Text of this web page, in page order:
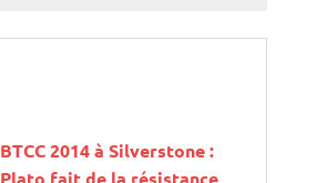
BTCC 2014 à Silverstone :
Plato fait de la résistance